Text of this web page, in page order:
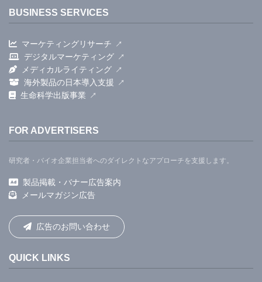
BUSINESS SERVICES
マーケティングリサーチ
デジタルマーケティング
メディカルライティング
海外製品の日本導入支援
生命科学出版事業
FOR ADVERTISERS
研究者・バイオ企業担当者へのダイレクトなアプローチを支援します。
製品掲載・バナー広告案内
メールマガジン広告
広告のお問い合わせ
QUICK LINKS